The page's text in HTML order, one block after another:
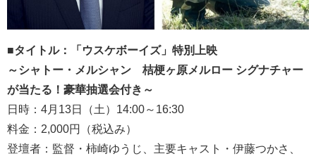
■タイトル：「ウスケボーイズ」特別上映
～シャトー・メルシャン 桔梗ヶ原メルロー シグナチャー
が当たる！豪華抽選会付き～
日時：4月13日（土）14:00～16:30
料金：2,000円（税込み）
登壇者：監督・柿崎ゆうじ、主要キャスト・伊藤つかさ、